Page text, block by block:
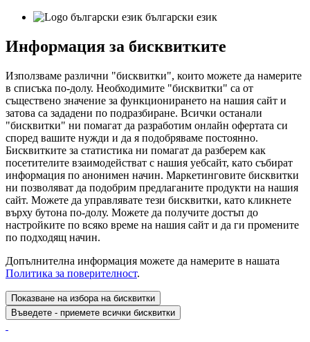
български език
Информация за бисквитките
Използваме различни "бисквитки", които можете да намерите
в списъка по-долу. Необходимите "бисквитки" са от
съществено значение за функционирането на нашия сайт и
затова са зададени по подразбиране. Всички останали
"бисквитки" ни помагат да разработим онлайн офертата си
според вашите нужди и да я подобряваме постоянно.
Бисквитките за статистика ни помагат да разберем как
посетителите взаимодействат с нашия уебсайт, като събират
информация по анонимен начин. Маркетинговите бисквитки
ни позволяват да подобрим предлаганите продукти на нашия
сайт. Можете да управлявате тези бисквитки, като кликнете
върху бутона по-долу. Можете да получите достъп до
настройките по всяко време на нашия сайт и да ги промените
по подходящ начин.
Допълнителна информация можете да намерите в нашата
Политика за поверителност.
Показване на избора на бисквитки
Въведете - приемете всички бисквитки